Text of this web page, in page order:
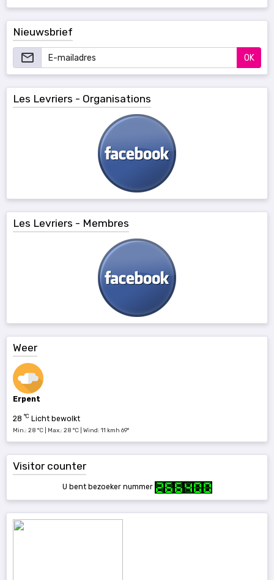
Nieuwsbrief
OK
Les Levriers - Organisations
Les Levriers - Membres
Weer
Erpent
28 °C Licht bewolkt
Min.: 28 °C | Max.: 28 °C | Wind: 11 kmh 69°
Visitor counter
U bent bezoeker nummer